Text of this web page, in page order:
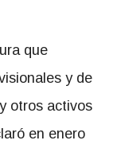
que
y de
otros activos
en enero